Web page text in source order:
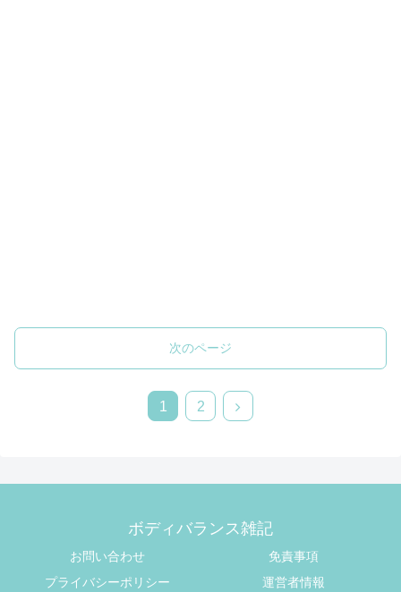
次のページ
1 2
ボディバランス雑記
お問い合わせ
免責事項
プライバシーポリシー
運営者情報